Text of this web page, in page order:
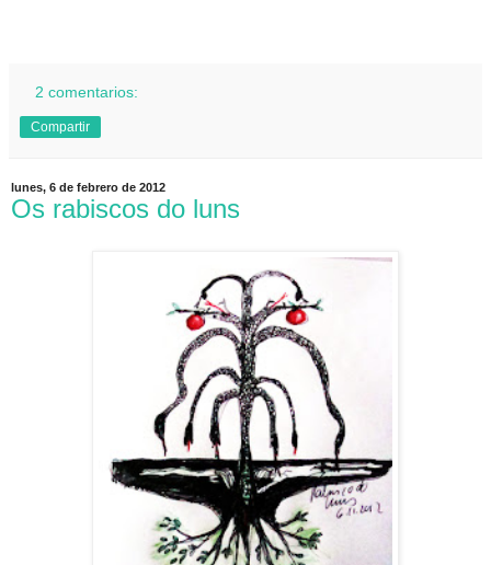
2 comentarios:
Compartir
lunes, 6 de febrero de 2012
Os rabiscos do luns